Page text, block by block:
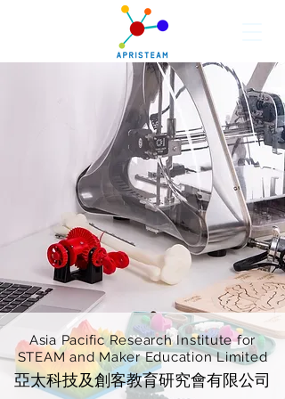
Asia Pacific Research Institute for
STEAM and Maker Education Limited
亞太科技及創客教育研究會有限公司